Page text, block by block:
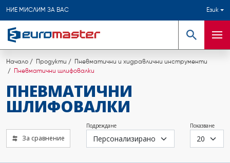
НИЕ МИСЛИМ ЗА ВАС Език
Търсене
Начало Продукти
Пневматични и хидравлични инструменти
Пневматични шлифовалки
ПНЕВМАТИЧНИ
ШЛИФОВАЛКИ
За сравнение
Подреждане Показване